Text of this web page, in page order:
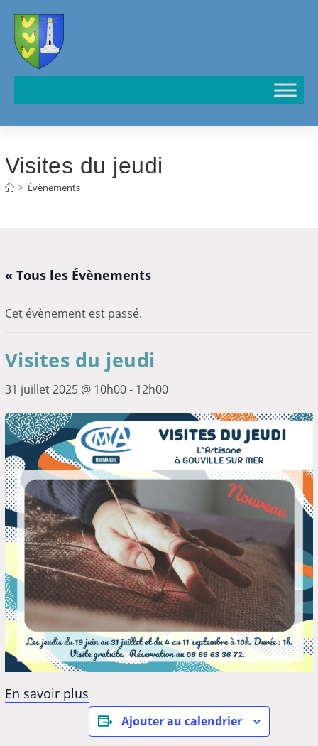
Visites du jeudi
> Évènements
« Tous les Évènements
Cet évènement est passé.
Visites du jeudi
31 juillet 2025 @ 10h00- 12h00
En savoir plus
Ajouter au calendrier